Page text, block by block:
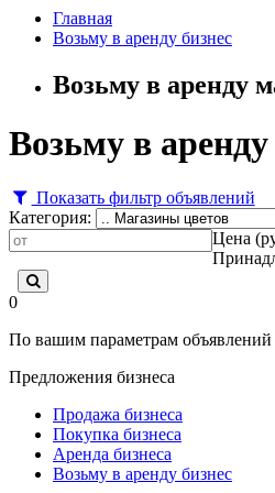
Главная
Возьму в аренду бизнес
Возьму в аренду
Возьму в
Показать фильтр объявлений
Категория:
Цена
0
По вашим параметрам объявлений
Предложения бизнеса
Продажа бизнеса
Покупка бизнеса
Аренда бизнеса
Возьму в аренду бизнес